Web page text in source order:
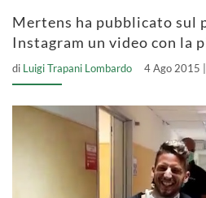
Mertens ha pubblicato sul
Instagram un video con la
di Luigi Trapani Lombardo 4 Ago 2015